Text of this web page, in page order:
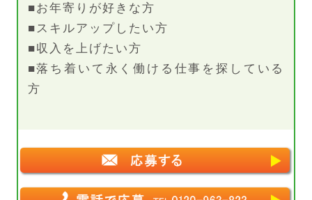
■お年寄りが好きな方
■スキルアップしたい方
■収入を上げたい方
■落ち着いて永く働ける仕事を探している
方